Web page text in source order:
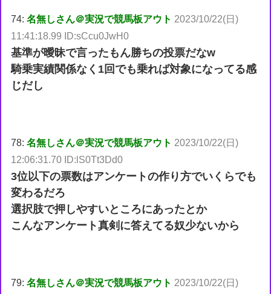
74:名無しさん＠実況で競馬板アウト 2023/10/22(日)
11:41:18.99 ID:sCcu0JwH0
基準が曖昧で言ったもん勝ちの投票だなw
騎乗実績関係なく1回でも乗れば対象になってる感
じだし
78:名無しさん＠実況で競馬板アウト 2023/10/22(日)
12:06:31.70 ID:lS0Tt3Dd0
3位以下の票数はアンケートの作り方でいくらでも
変わるだろ
選択肢で押しやすいところにあったとか
こんなアンケート真剣に答えてる奴少ないから
79:名無しさん＠実況で競馬板アウト 2023/10/22(日)